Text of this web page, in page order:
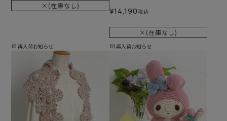
×(在庫なし)
再入荷お知らせ
¥14,190税込
×(在庫なし)
再入荷お知らせ